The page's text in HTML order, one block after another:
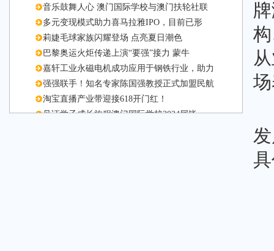
音乐鼓舞人心 澳门国际学校与澳门扶轮社联
多元变现模式助力喜马拉雅IPO，目前已形
莉婕毛球家族闪耀登场 点亮夏日潮色
巴黎奥运火炬传递上演“要强”接力 蒙牛
嘉轩工业永磁电机成功应用于钢铁行业，助力
强强联手！知名专家陈国强教授正式加盟民航
淘宝直播产业带迎接618开门红！
见证学子成长旅程澳门国际学校2024届毕